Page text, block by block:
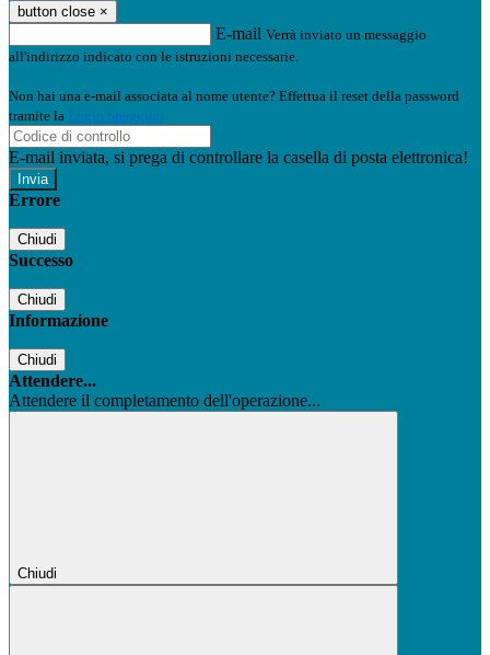
button close ×
E-mail Verrà inviato un messaggio
all'indirizzo indicato con le istruzioni necessarie.
Non hai una e-mail associata al nome utente? Effettua il reset della password
tramite la Login Spaggiari
E-mail inviata, si prega di controllare la casella di posta elettronica!
Errore
Chiudi
Successo
Chiudi
Informazione
Chiudi
Attendere...
Attendere il completamento dell'operazione...
Chiudi